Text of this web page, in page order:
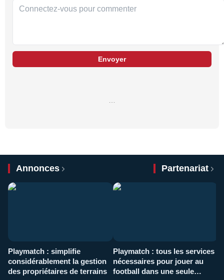
Envoyer
Annonces Partenariat
Playmatch : simplifie
considérablement la gestion
des propriétaires de terrains
Playmatch : tous les services
nécessaires pour jouer au
football dans une seule